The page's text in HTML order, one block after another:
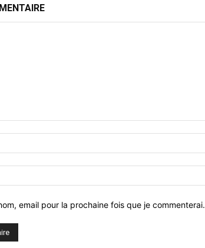
email pour la prochaine fois que je